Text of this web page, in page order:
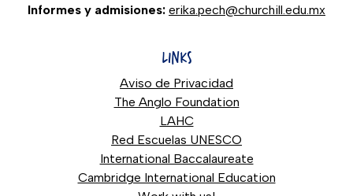
Informes y admisiones: erika.pech@churchill.edu.mx
LINKS
Aviso de Privacidad
The Anglo Foundation
LAHC
Red Escuelas UNESCO
International Baccalaureate
Cambridge International Education